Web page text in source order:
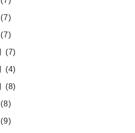
(7)
(7)
(7)
(4)
(8)
(8)
(9)